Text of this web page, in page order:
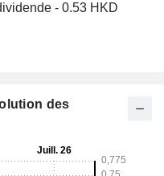
- 0.53 HKD
des